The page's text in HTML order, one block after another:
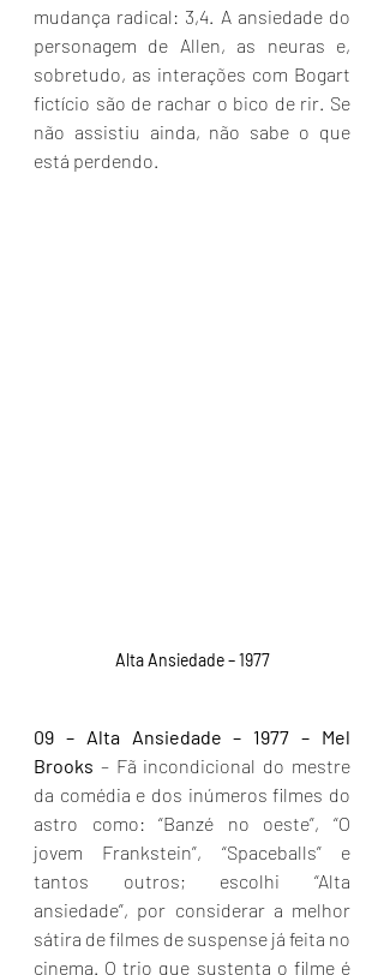
mudança radical: 3,4. A ansiedade do
personagem de Allen, as neuras e,
sobretudo, as interações com Bogart
fictício são de rachar o bico de rir. Se
não assistiu ainda, não sabe o que
está perdendo.
Alta Ansiedade – 1977
09 – Alta Ansiedade – 1977 – Mel
Brooks – Fã incondicional do mestre
da comédia e dos inúmeros filmes do
astro como: “Banzé no oeste”, “O
jovem Frankstein”, “Spaceballs” e
tantos outros; escolhi “Alta
ansiedade”, por considerar a melhor
sátira de filmes de suspense já feita no
cinema. O trio que sustenta o filme é